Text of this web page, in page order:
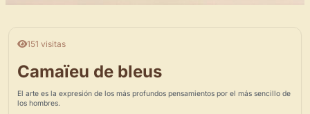
151 visitas
Camaïeu de bleus
El arte es la expresión de los más profundos pensamientos por el más sencillo de
los hombres.